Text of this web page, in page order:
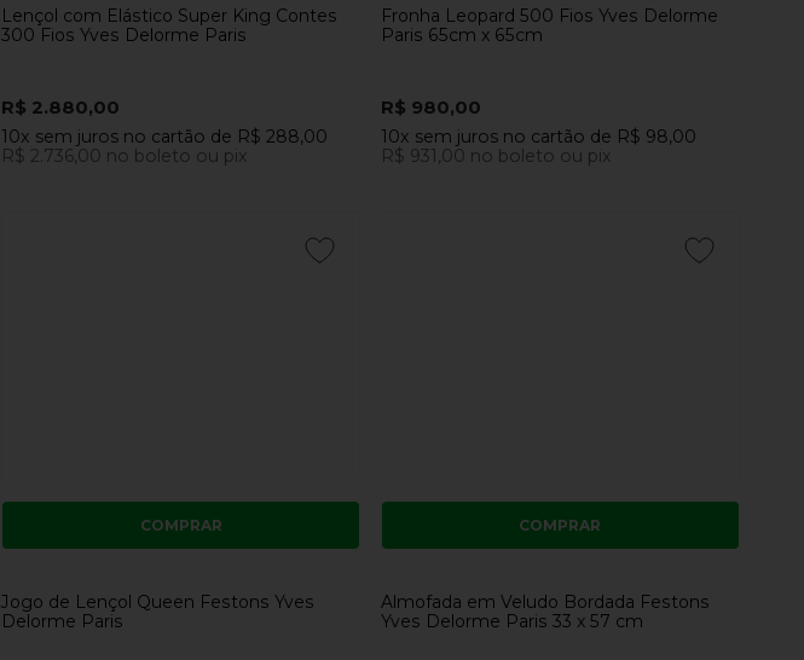
Lençol com Elástico Super King Contes
300 Fios Yves Delorme Paris
R$ 2.880,00
10x sem juros no cartão de R$ 288,00
R$ 2.736,00 no boleto ou pix
Fronha Leopard 500 Fios Yves Delorme
Paris 65cm x 65cm
R$ 980,00
10x sem juros no cartão de R$ 98,00
R$ 931,00 no boleto ou pix
Jogo de Lençol Queen Festons Yves
Delorme Paris
COMPRAR
Almofada em Veludo Bordada Festons
Yves Delorme Paris 33 x 57 cm
COMPRAR